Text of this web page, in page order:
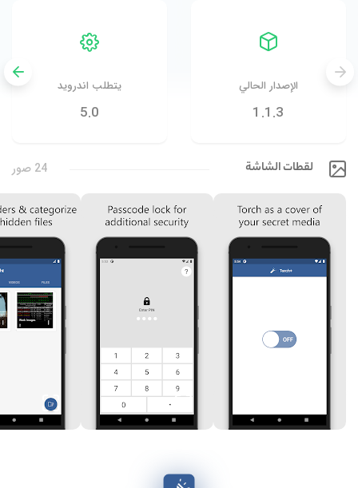
الإصدار الحالي
1.1.3
يتطلب اندرويد
5.0
لقطات الشاشة 24 صور